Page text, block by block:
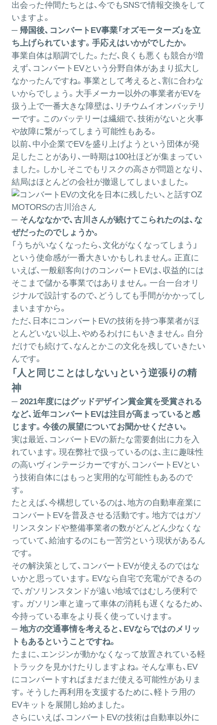
出会った仲間たちとは、今でもSNSで情報交換をして
いますよ。
─ 帰国後、コンバートEV事業「オズモーターズ」を立
ち上げられています。手応えはいかがでしたか。
事業自体は順調でした。ただ、良くも悪くも競合が増
えず、コンバートEVという分野自体があまり拡大し
なかったんですね。事業として考えると、割に合わな
いからでしょう。大手メーカー以外の事業者がEVを
扱う上で一番大きな障壁は、リチウムイオンバッテリ
ーです。このバッテリーは繊細で、技術がないと火事
や故障に繋がってしまう可能性もある。
以前、中小企業でEVを盛り上げようという団体が発
足したことがあり、一時期は100社ほどが集まってい
ました。しかしそこでもリスクの高さが問題となり、
結局はほとんどの会社が撤退してしまいました。
─ そんななかで、古川さんが続けてこられたのは、な
ぜだったのでしょうか。
「うちがいなくなったら、文化がなくなってしまう」
という使命感が一番大きいかもしれません。正直に
いえば、一般顧客向けのコンバートEVは、収益的には
そこまで儲かる事業ではありません。一台一台オリ
ジナルで設計するので、どうしても手間がかかってし
まいますから。
ただ、日本にコンバートEVの技術を持つ事業者がほ
とんどいない以上、やめるわけにもいきません。自分
だけでも続けて、なんとかこの文化を残していきたい
んです。
「人と同じことはしない」という逆張りの精
神
─ 2021年度にはグッドデザイン賞金賞を受賞される
など、近年コンバートEVは注目が高まっていると感
じます。今後の展望についてお聞かせください。
実は最近、コンバートEVの新たな需要創出に力を入
れています。現在弊社で扱っているのは、主に趣味性
の高いヴィンテージカーですが、コンバートEVとい
う技術自体にはもっと実用的な可能性もあるので
す。
たとえば、今構想しているのは、地方の自動車産業に
コンバートEVを普及させる活動です。地方ではガソ
リンスタンドや整備事業者の数がどんどん少なくな
っていて、給油するのにも一苦労という現状があるん
です。
その解決策として、コンバートEVが使えるのではな
いかと思っています。EVなら自宅で充電ができるの
で、ガソリンスタンドが遠い地域ではむしろ便利で
す。ガソリン車と違って車体の消耗も遅くなるため、
今持っている車をより長く使っていけます。
─ 地方の交通事情を考えると、EVならではのメリッ
トもあるということですね。
たまに、エンジンが動かなくなって放置されている軽
トラックを見かけたりしますよね。そんな車も、EV
にコンバートすればまだまだ使える可能性がありま
す。そうした再利用を支援するために、軽トラ用の
EVキットを展開し始めました。
さらにいえば、コンバートEVの技術は自動車以外に